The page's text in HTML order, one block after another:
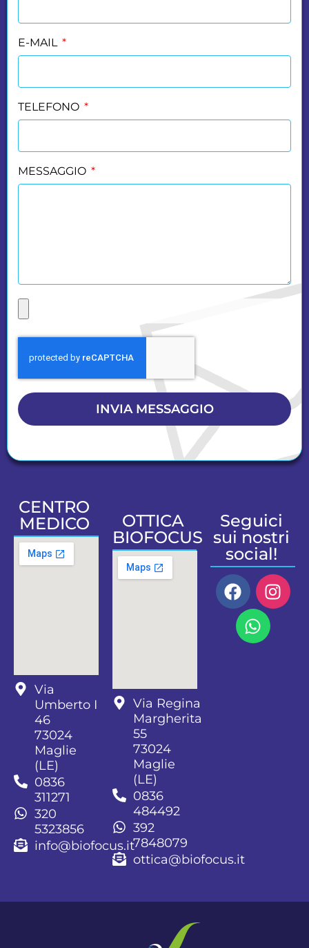
E-MAIL
TELEFONO
MESSAGGIO
INVIA MESSAGGIO
CENTRO
MEDICO
Via
Umberto I
46
73024
Maglie
(LE)
0836
311271
320
5323856
info@biofocus.it
OTTICA
BIOFOCUS
Via Regina
Margherita
55
73024
Maglie
(LE)
0836
484492
392
7848079
ottica@biofocus.it
Seguici
sui nostri
social!